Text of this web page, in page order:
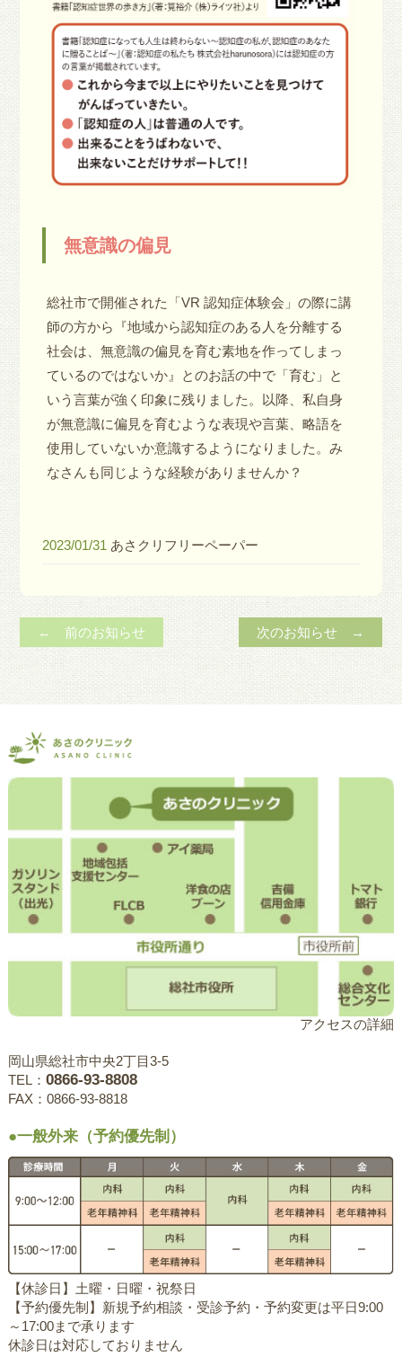
無意識の偏見
総社市で開催された「VR 認知症体験会」の際に講
師の方から『地域から認知症のある人を分離する
社会は、無意識の偏見を育む素地を作ってしまっ
ているのではないか』とのお話の中で「育む」と
いう言葉が強く印象に残りました。以降、私自身
が無意識に偏見を育むような表現や言葉、略語を
使用していないか意識するようになりました。み
なさんも同じような経験がありませんか？
2023/01/31 あさクリフリーペーパー
← 前のお知らせ 次のお知らせ →
アクセスの詳細
岡山県総社市中央2丁目3-5
TEL： 0866-93-8808
FAX：0866-93-8818
●一般外来（予約優先制）
【休診日】土曜・日曜・祝祭日
【予約優先制】新規予約相談・受診予約・予約変更は平日9:00
～17:00まで承ります
休診日は対応しておりません